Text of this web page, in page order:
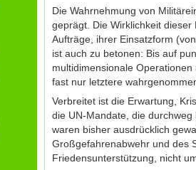
Die Wahrnehmung von
geprägt. Die Wirklichkeit
Aufträge, ihrer Einsatzform
ist auch zu betonen: Bis auf
multidimensionale
fast nur letztere
Verbreitet ist die Erwartung,
die UN-Mandate, die
waren bisher ausdrücklich
Großgefahrenabwehr und des
Friedensunterstützung, nicht